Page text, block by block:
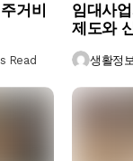
거비
Read
임대사
제도와
생활정보